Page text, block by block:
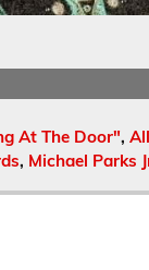
At The Door",
, Michael Parks